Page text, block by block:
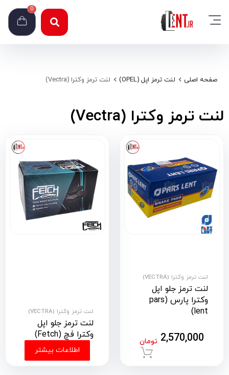
0
صفحه اصلی لنت ترمز اپل (OPEL) لنت ترمز وکترا (Vectra)
لنت ترمز وکترا (Vectra)
لنت ترمز وکترا (VECTRA)
لنت ترمز جلو اپل
وکترا پارس (pars
lent)
2,570,000 تومان
افزودن به سبد خرید
لنت ترمز وکترا (VECTRA)
لنت ترمز جلو اپل
وکترا فچ (Fetch)
اطلاعات بیشتر